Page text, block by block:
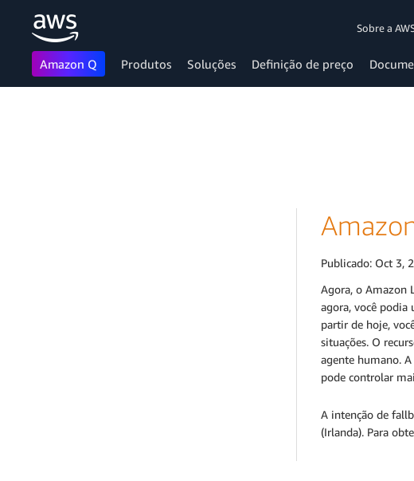
Sobre a
Amazon Q Produtos Soluções Definição de preço
Publicado: Oct 3,
Agora, o Amazon
agora, você podia
partir de hoje,
situações. O
agente humano.
pode controlar
A intenção de
(Irlanda). Para